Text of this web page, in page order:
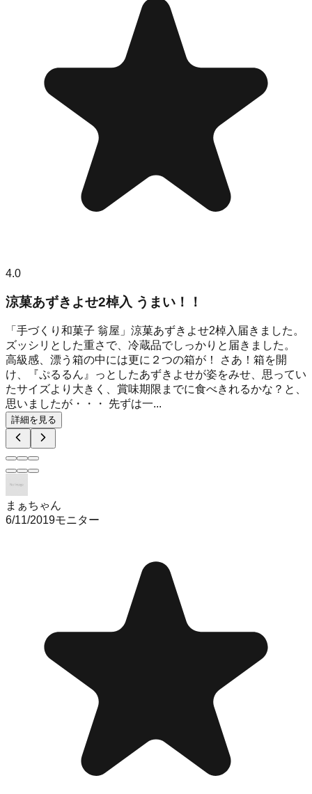
4.0
涼菓あずきよせ2棹入 うまい！！
「手づくり和菓子 翁屋」涼菓あずきよせ2棹入届きました。
ズッシリとした重さで、冷蔵品でしっかりと届きました。
高級感、漂う箱の中には更に２つの箱が！ さあ！箱を開
け、『ぷるるん』っとしたあずきよせが姿をみせ、思ってい
たサイズより大きく、賞味期限までに食べきれるかな？と、
思いましたが・・・ 先ずは一...
詳細を見る
まぁちゃん
6/11/2019モニター